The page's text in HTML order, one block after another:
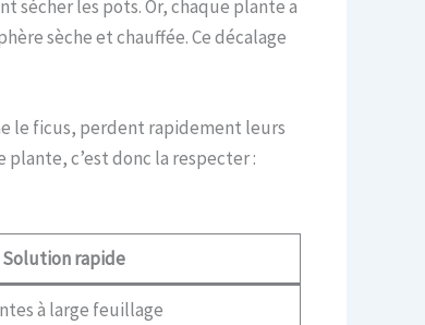
sécher les pots. Or, chaque plante a
sèche et chauffée. Ce décalage
le ficus, perdent rapidement leurs
c’est donc la respecter :
Solution rapide
à large feuillage